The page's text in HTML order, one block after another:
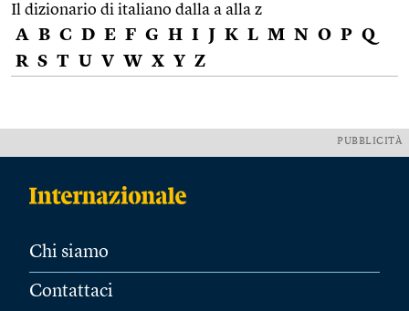
Il dizionario di italiano dalla a alla z
A B C D E F G H I J K L M N O P Q
R S T U V W X Y Z
PUBBLICITÀ
Chi siamo
Contattaci